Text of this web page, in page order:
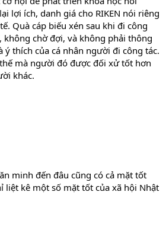
lợi ích, danh giá cho RIKEN nói riêng
Quà cáp biếu xén sau khi đi công
không chờ đợi, và không phải thông
ý thích của cá nhân người đi công tác.
mà người đó được đối xử tốt hơn
khác.
minh đến đâu cũng có cả mặt tốt
liệt kê một số mặt tốt của xã hội Nhật